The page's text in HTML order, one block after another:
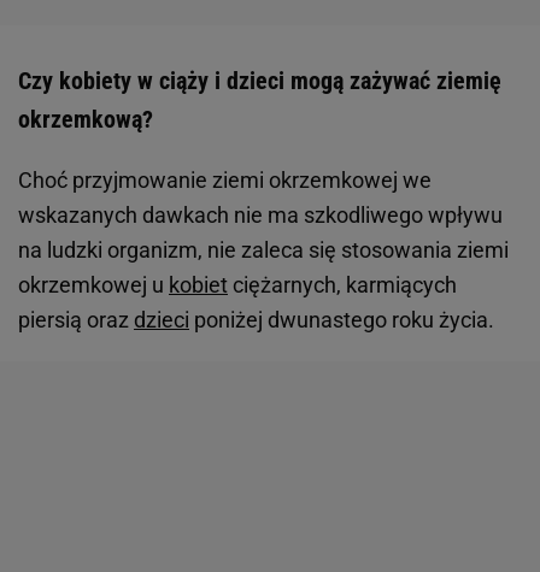
Czy kobiety w ciąży i dzieci mogą zażywać ziemię
okrzemkową?
Choć przyjmowanie ziemi okrzemkowej we
wskazanych dawkach nie ma szkodliwego wpływu
na ludzki organizm, nie zaleca się stosowania ziemi
okrzemkowej u kobiet ciężarnych, karmiących
piersią oraz dzieci poniżej dwunastego roku życia.